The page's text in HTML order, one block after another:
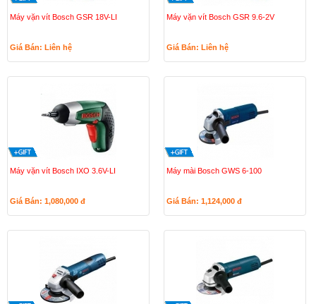
Máy vặn vít Bosch GSR 18V-LI
Giá Bán: Liên hệ
Máy vặn vít Bosch GSR 9.6-2V
Giá Bán: Liên hệ
Máy vặn vít Bosch IXO 3.6V-LI
Giá Bán: 1,080,000 đ
Máy mài Bosch GWS 6-100
Giá Bán: 1,124,000 đ